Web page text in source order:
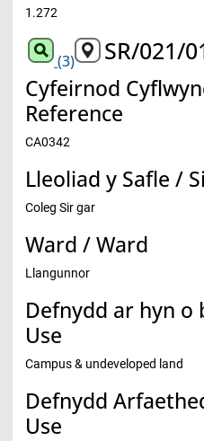
1.272
(3) SR/021/
Cyfeirnod
Reference
CA0342
Lleoliad y Safle /
Coleg Sir gar
Ward / Ward
Llangunnor
Defnydd ar hyn o
Use
Campus & undeveloped land
Defnydd
Use